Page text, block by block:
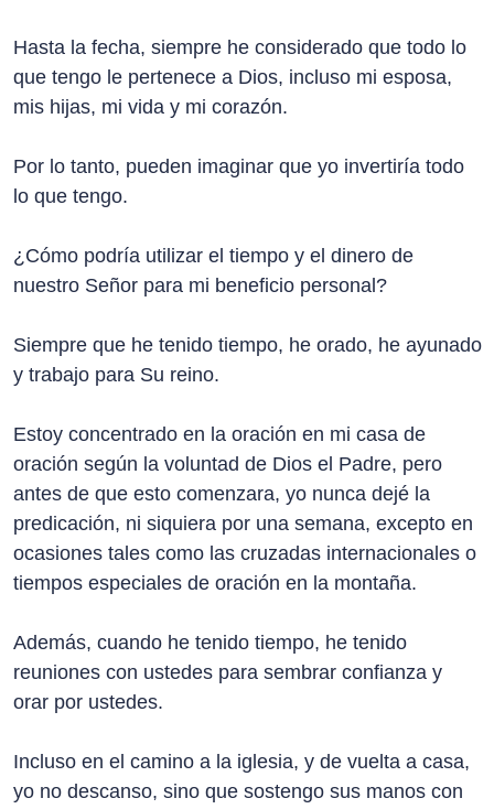
Hasta la fecha, siempre he considerado que todo lo
que tengo le pertenece a Dios, incluso mi esposa,
mis hijas, mi vida y mi corazón.
Por lo tanto, pueden imaginar que yo invertiría todo
lo que tengo.
¿Cómo podría utilizar el tiempo y el dinero de
nuestro Señor para mi beneficio personal?
Siempre que he tenido tiempo, he orado, he ayunado
y trabajo para Su reino.
Estoy concentrado en la oración en mi casa de
oración según la voluntad de Dios el Padre, pero
antes de que esto comenzara, yo nunca dejé la
predicación, ni siquiera por una semana, excepto en
ocasiones tales como las cruzadas internacionales o
tiempos especiales de oración en la montaña.
Además, cuando he tenido tiempo, he tenido
reuniones con ustedes para sembrar confianza y
orar por ustedes.
Incluso en el camino a la iglesia, y de vuelta a casa,
yo no descanso, sino que sostengo sus manos con